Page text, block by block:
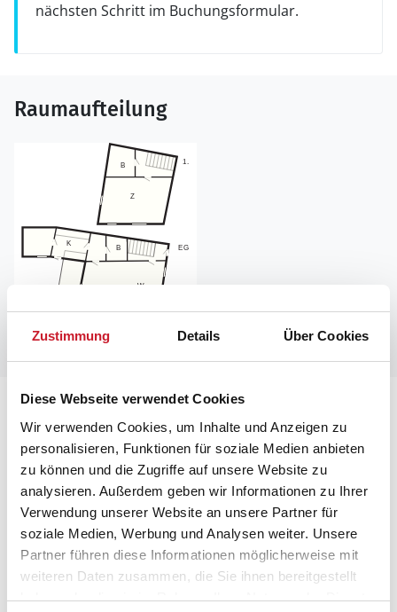
Zustimmung Details Über Cookies
Diese Webseite verwendet Cookies
Wir verwenden Cookies, um Inhalte und Anzeigen zu
personalisieren, Funktionen für soziale Medien anbieten
zu können und die Zugriffe auf unsere Website zu
analysieren. Außerdem geben wir Informationen zu Ihrer
Verwendung unserer Website an unsere Partner für
soziale Medien, Werbung und Analysen weiter. Unsere
Partner führen diese Informationen möglicherweise mit
weiteren Daten zusammen, die Sie ihnen bereitgestellt
haben oder die sie im Rahmen Ihrer Nutzung der Dienste
nächsten Schritt im Buchungsformular.
Raumaufteilung
Lageplan
Adresse
Ferienhaus 34698
Nørregade 32
Ærø/Ærøskøbing
5970 Ærøskøbing